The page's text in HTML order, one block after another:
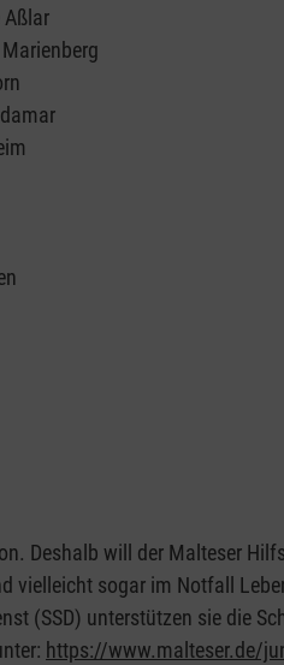
Deshalb will der Malteser
sogar im Notfall
(SSD) unterstützen sie die
https://www.malteser.de/